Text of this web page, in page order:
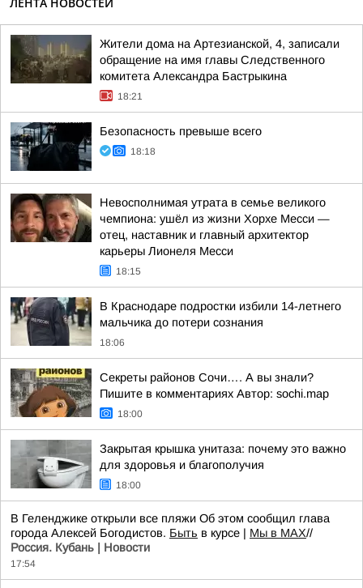
Жители дома на Артезианской, 4, записали
обращение на имя главы Следственного
комитета Александра Бастрыкина
18:21
Безопасность превыше всего
18:18
Невосполнимая утрата в семье великого
чемпиона: ушёл из жизни Хорхе Месси —
отец, наставник и главный архитектор
карьеры Лионеля Месси
18:15
В Краснодаре подростки избили 14-летнего
мальчика до потери сознания
18:06
Секреты районов Сочи…. А вы знали?
Пишите в комментариях Автор: sochi.map
18:00
Закрытая крышка унитаза: почему это важно
для здоровья и благополучия
18:00
В Геленджике открыли все пляжи Об этом сообщил глава
города Алексей Богодистов. Быть в курсе | Мы в MAX//
Россия. Кубань | Новости
17:54